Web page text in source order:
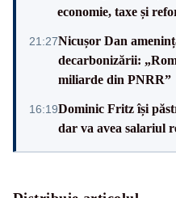
economie, taxe și
21:27Nicușor Dan
decarbonizării:
miliarde din PNRR”
16:19Dominic Fritz își
dar va avea salariul